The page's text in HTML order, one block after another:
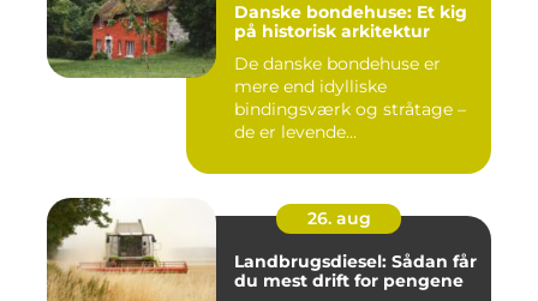
Danske bondehuse: Et kig
på historisk arkitektur
De danske bondehuse er
mere end idylliske
bindingsværk og stråtage –
de er levende...
26. aug
Landbrugsdiesel: Sådan får
du mest drift for pengene